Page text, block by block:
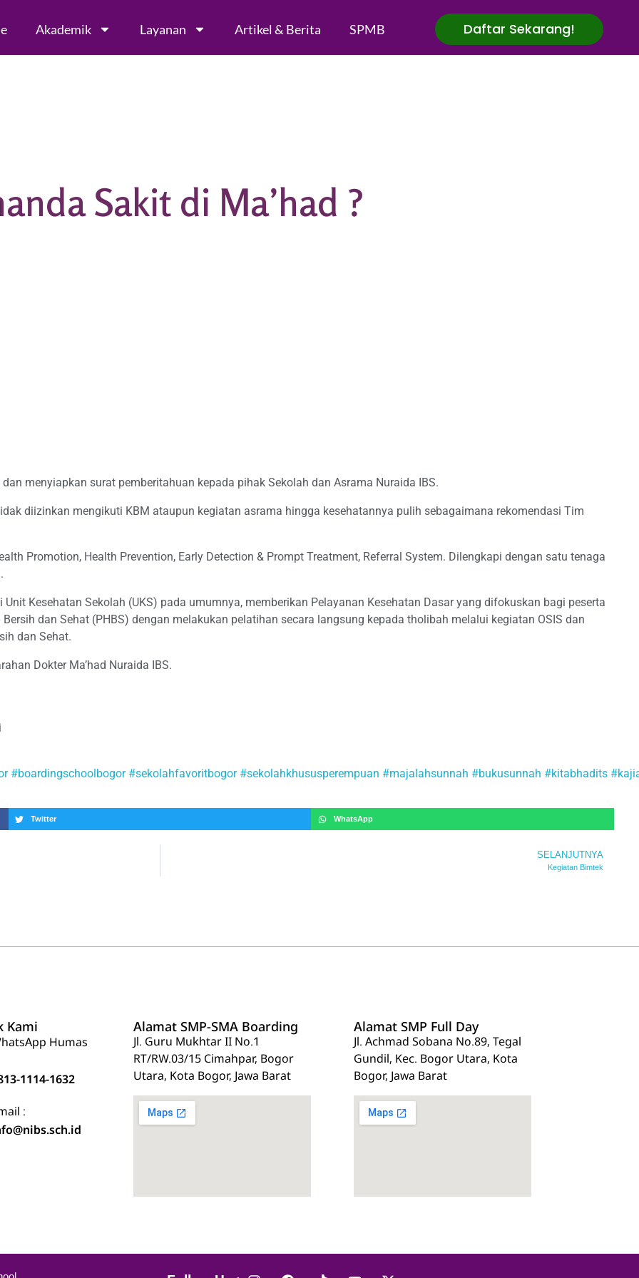
Akademik Layanan Artikel & Berita SPMB Daftar Sekarang!
Sakit di Ma’had ?
menyiapkan surat pemberitahuan kepada pihak Sekolah dan Asrama Nuraida IBS.
diizinkan mengikuti KBM ataupun kegiatan asrama hingga kesehatannya pulih sebagaimana rekomendasi Tim
Promotion, Health Prevention, Early Detection & Prompt Treatment, Referral System. Dilengkapi dengan satu tenaga
Kesehatan Sekolah (UKS) pada umumnya, memberikan Pelayanan Kesehatan Dasar yang difokuskan bagi peserta
dan Sehat (PHBS) dengan melakukan pelatihan secara langsung kepada tholibah melalui kegiatan OSIS dan
dan Sehat.
Dokter Ma’had Nuraida IBS.
#boardingschoolbogor #sekolahfavoritbogor #sekolahkhususperempuan #majalahsunnah #bukusunnah #kitabhadits
Twitter WhatsApp
SELANJUTNYA
Kegiatan Bimtek
Kami
Humas
1114-1632
:
Alamat SMP-SMA Boarding
Jl. Guru Mukhtar II No.1
RT/RW.03/15 Cimahpar, Bogor
Utara, Kota Bogor, Jawa Barat
Alamat SMP Full Day
Jl. Achmad Sobana No.89, Tegal
Gundil, Kec. Bogor Utara, Kota
Bogor, Jawa Barat